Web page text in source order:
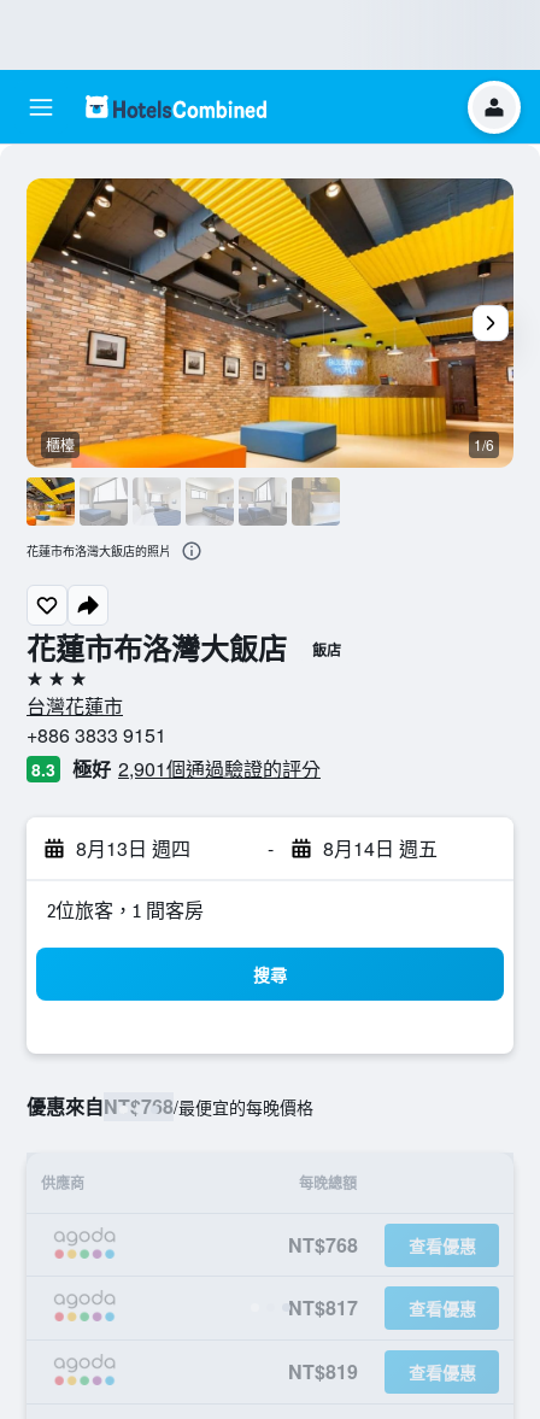
花蓮市布洛灣大飯店 飯店
3星級
台灣花蓮市
+886 3833 9151
8.3 極好 2,901個通過驗證的評分
8月13日 週四 - 8月14日 週五
2位旅客，1 間客房
搜尋
優惠來自NT$768/最便宜的每晚價格
供應商 每晚總額
NT$768 查看優惠
NT$817 查看優惠
NT$819 查看優惠
櫃檯 1/6
花蓮市布洛灣大飯店的照片